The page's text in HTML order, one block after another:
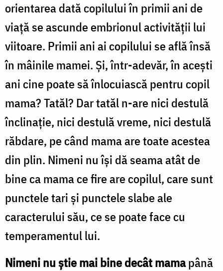
orientarea dată copilului în primii ani de
viaţă se ascunde embrionul activităţii lui
viitoare. Primii ani ai copilului se află însă
în mâinile mamei. Şi, într-adevăr, în aceşti
ani cine poate să înlocuiască pentru copil
mama? Tatăl? Dar tatăl n-are nici destulă
înclinaţie, nici destulă vreme, nici destulă
răbdare, pe când mama are toate acestea
din plin. Nimeni nu îşi dă seama atât de
bine ca mama ce fire are copilul, care sunt
punctele tari şi punctele slabe ale
caracterului său, ce se poate face cu
temperamentul lui.
Nimeni nu ştie mai bine decât mamapână